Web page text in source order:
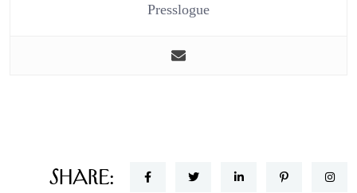
Presslogue
Share: